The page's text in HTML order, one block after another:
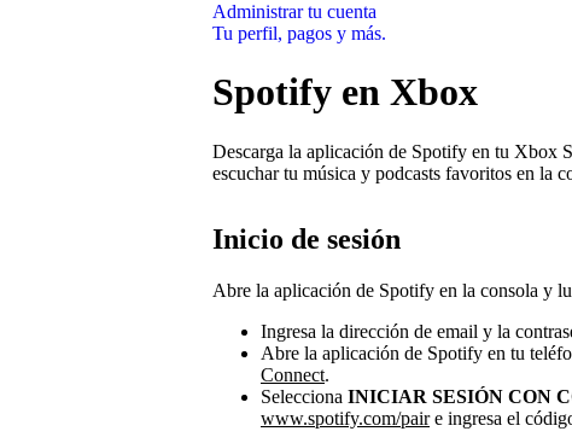
Administrar tu cuenta
Tu perfil, pagos y más.
Spotify en Xbox
Descarga la aplicación de Spotify en tu Xbox
escuchar tu música y podcasts favoritos en la
Inicio de sesión
Abre la aplicación de Spotify en la consola y
Ingresa la dirección de email y la
Abre la aplicación de Spotify en tu
Connect.
Selecciona INICIAR SESIÓN CON
www.spotify.com/paire ingresa el